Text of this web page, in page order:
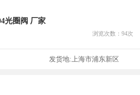
光圈阀 厂家
浏览次数： 94次
发货地: 上海市浦东新区